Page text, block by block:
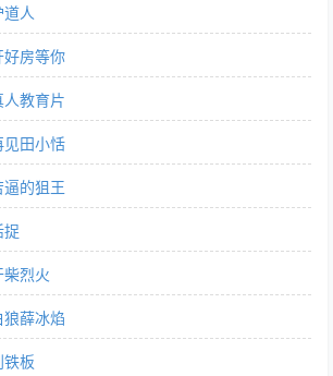
人
房等你
教育片
田小恬
的狙王
烈火
薛冰焰
板